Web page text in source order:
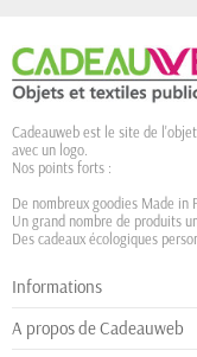
Cadeauweb est le site de
avec un logo.
Nos points forts :
De nombreux goodies Made in
Un grand nombre de produits
Des cadeaux écologiques
Informations
A propos de Cadeauweb